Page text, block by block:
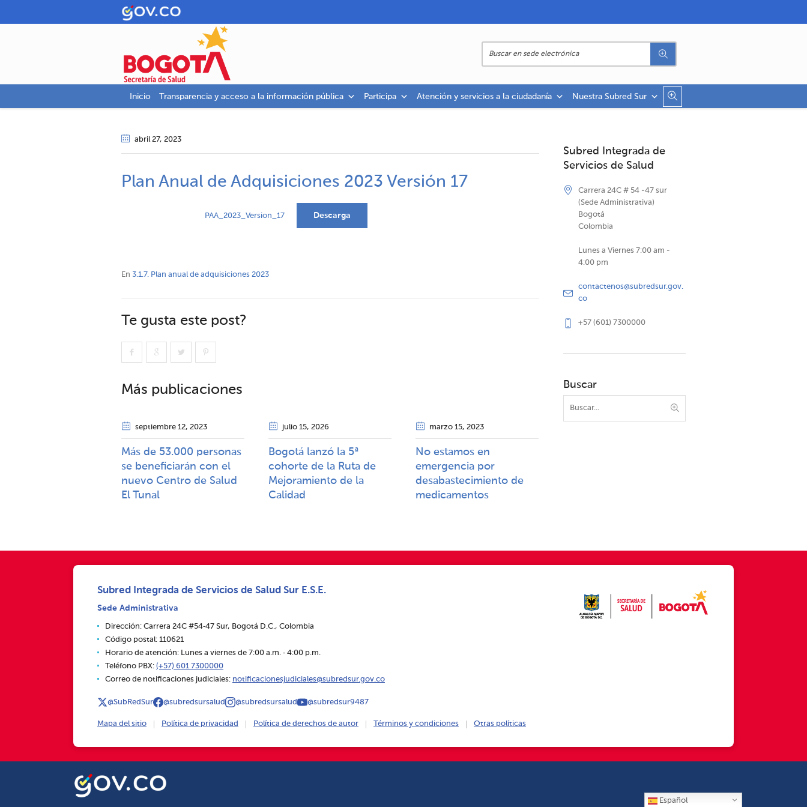
Inicio Transparencia y acceso a la información pública Participa Atención y servicios a la ciudadanía Nuestra Subred Sur
abril 27, 2023
Plan Anual de Adquisiciones 2023 Versión 17
PAA_2023_Version_17 Descarga
En 3.1.7. Plan anual de adquisiciones 2023
Te gusta este post?
Más publicaciones
septiembre 12, 2023
Más de 53.000 personas
se beneficiarán con el
nuevo Centro de Salud
El Tunal
julio 15, 2026
Bogotá lanzó la 5ª
cohorte de la Ruta de
Mejoramiento de la
Calidad​​
marzo 15, 2023
No estamos en
emergencia por
desabastecimiento de
medicamentos
Subred Integrada de
Servicios de Salud
Carrera 24C # 54 -47 sur
(Sede Administrativa)
Bogotá
Colombia
Lunes a Viernes 7:00 am -
4:00 pm
contactenos@subredsur.gov.
co
+57 (601) 7300000
Buscar
Subred Integrada de Servicios de Salud Sur E.S.E.
Sede Administrativa
Dirección: Carrera 24C #54‑47 Sur, Bogotá D.C., Colombia
Código postal: 110621
Horario de atención: Lunes a viernes de 7:00 a.m. ‑ 4:00 p.m.
Teléfono PBX: (+57) 601 7300000
Correo de notificaciones judiciales: notificacionesjudiciales@subredsur.gov.co
@SubRedSur @subredsursalud @subredsursalud @subredsur9487
Mapa del sitio Política de privacidad Política de derechos de autor Términos y condiciones Otras políticas
Español